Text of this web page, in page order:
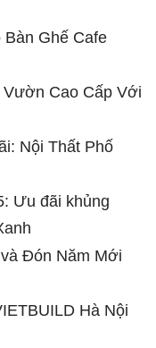
Bàn Ghế Cafe
Cao Cấp Với
Nội Thất Phố
Ưu đãi khủng
Đón Năm Mới
Hà Nội